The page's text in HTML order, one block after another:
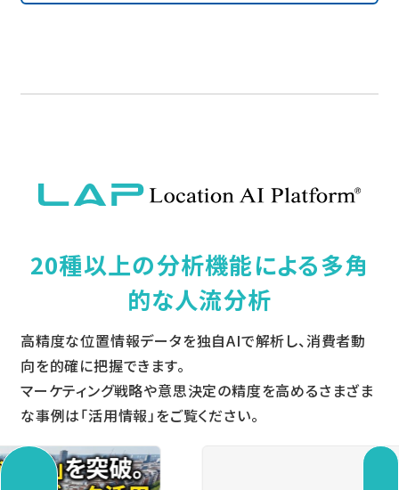
20種以上の分析機能による多角
的な人流分析
高精度な位置情報データを独自AIで解析し、消費者動
向を的確に把握できます。
マーケティング戦略や意思決定の精度を高めるさまざま
な事例は「活用情報」をご覧ください。